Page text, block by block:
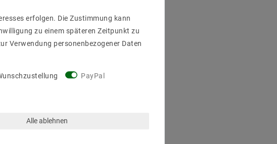
erfolgen. Die Zustimmung kann
zu einem späteren Zeitpunkt zu
Verwendung personenbezogener Daten
PayPal
Alle ablehnen